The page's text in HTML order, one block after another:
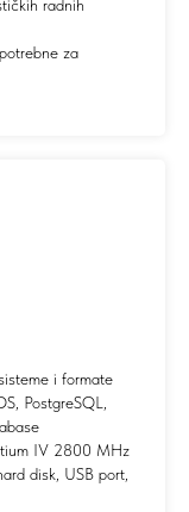
radnih
za
i formate
PostgreSQL,
IV 2800 MHz
disk, USB port,